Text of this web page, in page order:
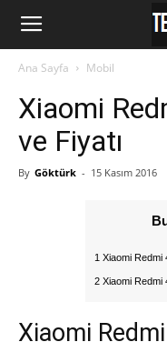
www.Teknoloji6.com
Ana Sayfa Mobil
Xiaomi
ve Fiyatı
By Göktürk - 15 Kasım 2016
1 Xiaomi Redmi
2 Xiaomi Redmi
Xiaomi